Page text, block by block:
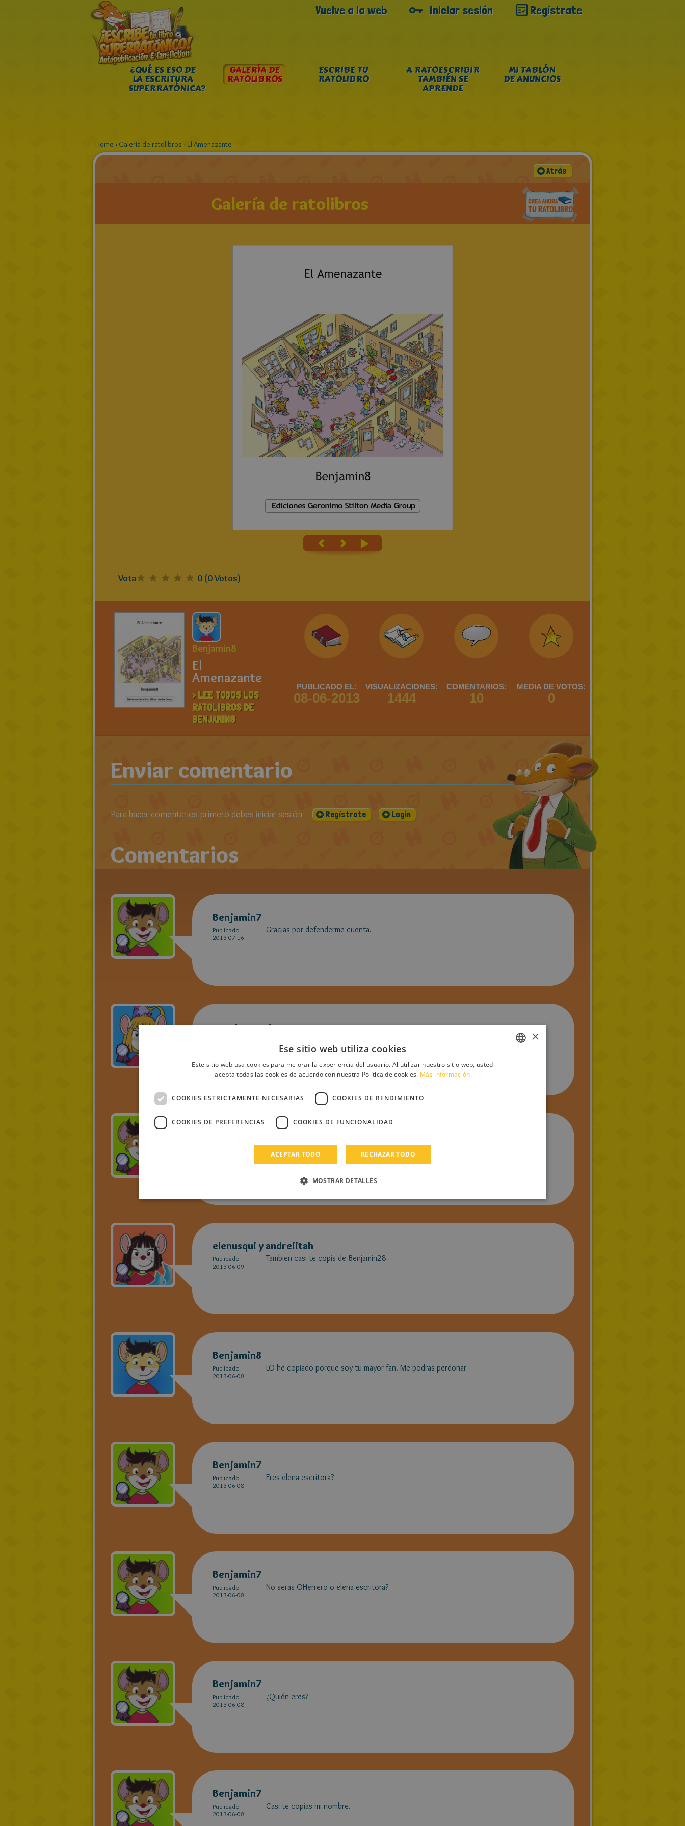
Vuelve a la web Iniciar sesión Regístrate
¿QUÉ ES ESO DE
LA ESCRITURA
SUPERRATÓNICA?
GALERÍA DE
RATOLIBROS
ESCRIBE TU
RATOLIBRO
A RATOESCRIBIR
TAMBIÉN SE
APRENDE
MI TABLÓN
DE ANUNCIOS
Home › Galería de ratolibros ›El Amenazante
Galería de ratolibros
Atrás
Vota 0 (0Votos)
Benjamin8
El
Amenazante
> LEE TODOS LOS
RATOLIBROS DE
BENJAMIN8
PUBLICADO EL:
08-06-2013
VISUALIZACIONES:
1444
COMENTARIOS:
10
MEDIA DE VOTOS:
0
Enviar comentario
Para hacer comentarios primero debes iniciar sesión Regístrate Login
Comentarios
Benjamin7
Publicado
2013-07-16
Gracias por defenderme cuenta.
cuenta cuentos
Te as copiado de Benjamin7 y aunque seas su mayor fan no tienes derecho a hacerle
Pero quien eres? Elena escritora?
elenusqui y andreiitah
Publicado
2013-06-09
Tambien casi te copis de Benjamin28
Benjamin8
Publicado
2013-06-08
LO he copiado porque soy tu mayor fan. Me podras perdonar
Benjamin7
Publicado
2013-06-08
Eres elena escritora?
Benjamin7
Publicado
2013-06-08
No seras OHerrero o elena escritora?
Benjamin7
Publicado
2013-06-08
¿Quién eres?
Benjamin7
Publicado
2013-06-08
Casi te copias mi nombre.
TURKISH
×
Ese sitio web utiliza cookies
Este sitio web usa cookies para mejorar la experiencia del usuario. Al utilizar nuestro sitio web, usted
acepta todas las cookies de acuerdo con nuestra Política de cookies. Más información
COOKIES ESTRICTAMENTE NECESARIAS COOKIES DE RENDIMIENTO
COOKIES DE PREFERENCIAS COOKIES DE FUNCIONALIDAD
ACEPTAR TODO RECHAZAR TODO
MOSTRAR DETALLES